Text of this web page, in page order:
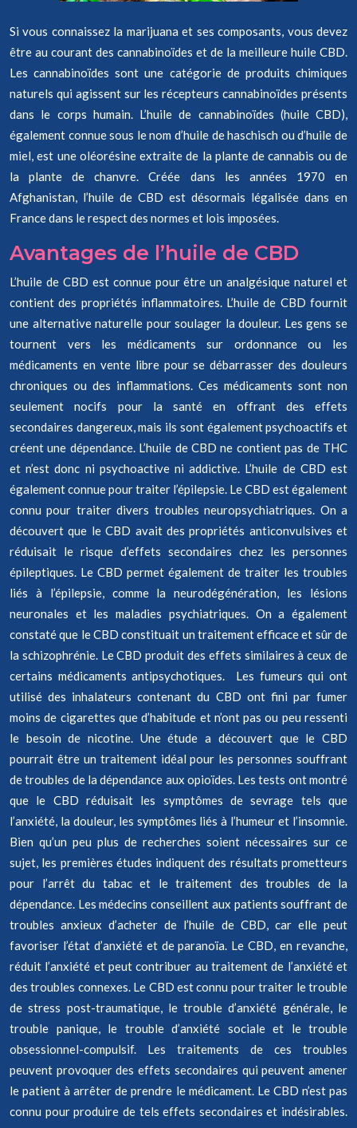
Si vous connaissez la marijuana et ses composants, vous devez
être au courant des cannabinoïdes et de la meilleure huile CBD.
Les cannabinoïdes sont une catégorie de produits chimiques
naturels qui agissent sur les récepteurs cannabinoïdes présents
dans le corps humain. L’huile de cannabinoïdes (huile CBD),
également connue sous le nom d’huile de haschisch ou d’huile de
miel, est une oléorésine extraite de la plante de cannabis ou de
la plante de chanvre. Créée dans les années 1970 en
Afghanistan, l’huile de CBD est désormais légalisée dans en
France dans le respect des normes et lois imposées.
Avantages de l’huile de CBD
L’huile de CBD est connue pour être un analgésique naturel et
contient des propriétés inflammatoires. L’huile de CBD fournit
une alternative naturelle pour soulager la douleur. Les gens se
tournent vers les médicaments sur ordonnance ou les
médicaments en vente libre pour se débarrasser des douleurs
chroniques ou des inflammations. Ces médicaments sont non
seulement nocifs pour la santé en offrant des effets
secondaires dangereux, mais ils sont également psychoactifs et
créent une dépendance. L’huile de CBD ne contient pas de THC
et n’est donc ni psychoactive ni addictive. L’huile de CBD est
également connue pour traiter l’épilepsie. Le CBD est également
connu pour traiter divers troubles neuropsychiatriques. On a
découvert que le CBD avait des propriétés anticonvulsives et
réduisait le risque d’effets secondaires chez les personnes
épileptiques. Le CBD permet également de traiter les troubles
liés à l’épilepsie, comme la neurodégénération, les lésions
neuronales et les maladies psychiatriques. On a également
constaté que le CBD constituait un traitement efficace et sûr de
la schizophrénie. Le CBD produit des effets similaires à ceux de
certains médicaments antipsychotiques. Les fumeurs qui ont
utilisé des inhalateurs contenant du CBD ont fini par fumer
moins de cigarettes que d’habitude et n’ont pas ou peu ressenti
le besoin de nicotine. Une étude a découvert que le CBD
pourrait être un traitement idéal pour les personnes souffrant
de troubles de la dépendance aux opioïdes. Les tests ont montré
que le CBD réduisait les symptômes de sevrage tels que
l’anxiété, la douleur, les symptômes liés à l’humeur et l’insomnie.
Bien qu’un peu plus de recherches soient nécessaires sur ce
sujet, les premières études indiquent des résultats prometteurs
pour l’arrêt du tabac et le traitement des troubles de la
dépendance. Les médecins conseillent aux patients souffrant de
troubles anxieux d’acheter de l’huile de CBD, car elle peut
favoriser l’état d’anxiété et de paranoïa. Le CBD, en revanche,
réduit l’anxiété et peut contribuer au traitement de l’anxiété et
des troubles connexes. Le CBD est connu pour traiter le trouble
de stress post-traumatique, le trouble d’anxiété générale, le
trouble panique, le trouble d’anxiété sociale et le trouble
obsessionnel-compulsif. Les traitements de ces troubles
peuvent provoquer des effets secondaires qui peuvent amener
le patient à arrêter de prendre le médicament. Le CBD n’est pas
connu pour produire de tels effets secondaires et indésirables.